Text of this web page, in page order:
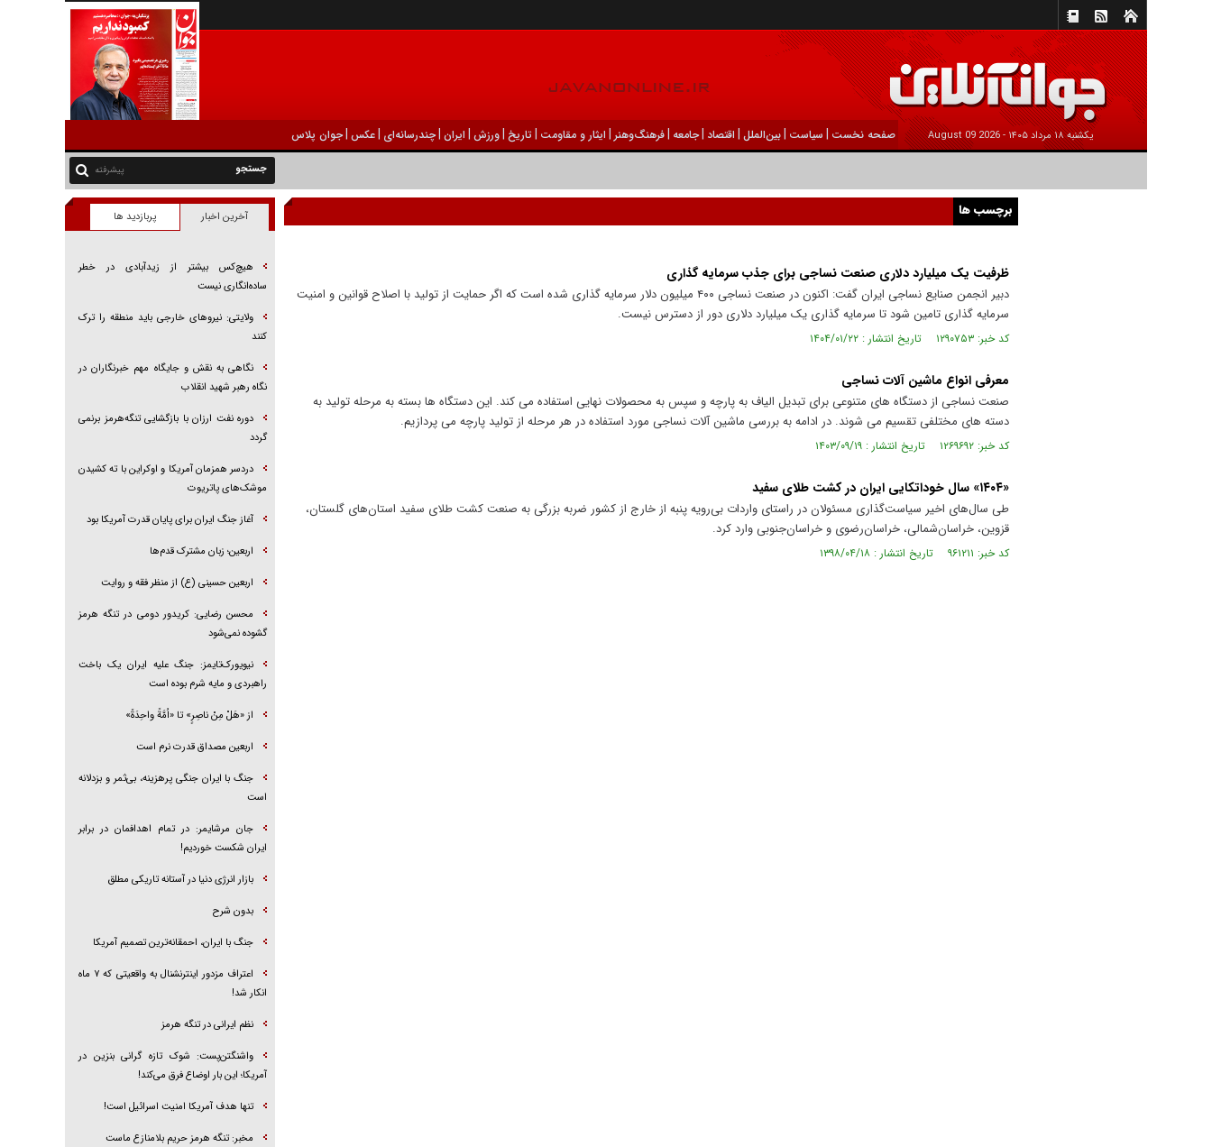
يکشنبه ۱۸ مرداد ۱۴۰۵ - 2026 August 09 صفحه نخست | سیاست |بين‌الملل | اقتصاد |جامعه |فرهنگ‌و‌هنر | ایثار و مقاومت |تاریخ |ورزش | ايران |چندرسانه‌ای |عکس |جوان پلاس
پیشرفته
برچسب ها
ظرفیت یک میلیارد دلاری صنعت نساجی برای جذب سرمایه گذاری
دبیر انجمن صنایع نساجی ایران گفت: اکنون در صنعت نساجی ۴۰۰ میلیون دلار سرمایه گذاری شده است که اگر حمایت از تولید با اصلاح قوانین و امنیت
سرمایه گذاری تامین شود تا سرمایه گذاری یک میلیارد دلاری دور از دسترس نیست.
کد خبر: ۱۲۹۰۷۵۳ تاریخ انتشار : ۱۴۰۴/۰۱/۲۲
معرفی انواع ماشین آلات نساجی
صنعت نساجی از دستگاه های متنوعی برای تبدیل الیاف به پارچه و سپس به محصولات نهایی استفاده می کند. این دستگاه ها بسته به مرحله تولید به
دسته های مختلفی تقسیم می شوند. در ادامه به بررسی ماشین آلات نساجی مورد استفاده در هر مرحله از تولید پارچه می پردازیم.
کد خبر: ۱۲۶۹۶۹۲ تاریخ انتشار : ۱۴۰۳/۰۹/۱۹
«۱۴۰۴» سال خوداتکایی ایران در کشت طلای سفید
طی سال‌های اخیر سیاست‌گذاری مسئولان در راستای واردات بی‌رویه پنبه از خارج از کشور ضربه بزرگی به صنعت کشت طلای سفید استان‌های گلستان،
قزوین، خراسان‌شمالی، خراسان‌رضوی و خراسان‌جنوبی وارد کرد.
کد خبر: ۹۶۱۲۱۱ تاریخ انتشار : ۱۳۹۸/۰۴/۱۸
آخرین اخبار پربازدید ها
هیچ‌کس بیشتر از زیدآبادی در خطر
ساده‌انگاری نیست
ولایتی: نیرو‌های خارجی باید منطقه را ترک
کنند
نگاهی به نقش و جایگاه مهم خبرنگاران در
نگاه رهبر شهید انقلاب
دوره نفت ارزان با بازگشایی تنگه‌هرمز برنمی
گردد
دردسر همزمان آمریکا و اوکراین با ته کشیدن
موشک‌های پاتریوت
آغاز جنگ ایران برای پایان قدرت آمریکا بود
اربعین؛ زبان مشترک قدم‌ها
اربعین حسینی (ع) از منظر فقه و روایت
محسن رضایی: کریدور دومی در تنگه هرمز
گشوده نمی‌شود
نیویورک‌تایمز: جنگ علیه ایران یک باخت
راهبردی و مایه شرم بوده است
از «هَلْ مِنْ ناصِرٍ» تا «اُمَّةً واحِدَةً»
اربعین مصداق قدرت نرم است
جنگ با ایران جنگی پرهزینه، بی‌ثمر و بزدلانه
است
جان مرشایمر: در تمام اهدافمان در برابر
ایران شکست خوردیم!
بازار انرژی دنیا در آستانه تاریکی مطلق
بدون شرح
جنگ با ایران، احمقانه‌ترین تصمیم آمریکا
اعتراف مزدور اینترنشنال به واقعیتی که ۷ ماه
انکار شد!
نظم ایرانی در تنگه هرمز
واشنگتن‌پست: شوک تازه گرانی بنزین در
آمریکا؛ این بار اوضاع فرق می‌کند!
تنها هدف آمریکا امنیت اسرائیل است!
مخبر: تنگه هرمز حریم بلامنازع ماست